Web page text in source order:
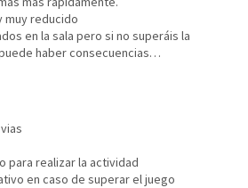
muy reducido
en la sala pero si no superáis la
haber consecuencias…
para realizar la actividad
en caso de superar el juego